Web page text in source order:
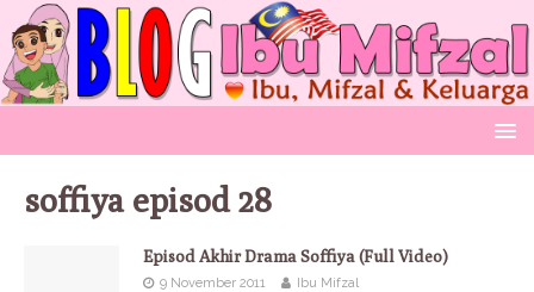
soffiya episod 28
Episod Akhir Drama Soffiya (Full Video)
9 November 2011 Ibu Mifzal